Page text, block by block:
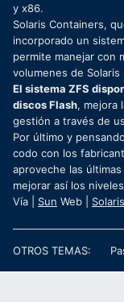
y x86.
Solaris Containers,
incorporado un
permite manejar con
volumenes de Solaris
El sistema ZFS
discos Flash, mejora
gestión a través de
Por último y
codo con los
aproveche las
mejorar así los
Vía | Sun Web | Solaris
OTROS TEMAS: